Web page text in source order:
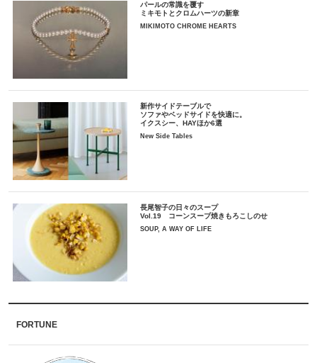
パールの常識を覆す
ミキモトとクロムハーツの新章
MIKIMOTO CHROME HEARTS
新作サイドテーブルで
ソファやベッドサイドを快適に。
イクスシー、HAYほか6選
New Side Tables
長尾智子の日々のスープ
Vol.19 コーンスープ焼きもろこしのせ
SOUP, A WAY OF LIFE
FORTUNE